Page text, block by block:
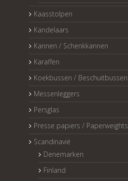
Kaasstolpen
Kandelaars
Kannen / Schenkkannen
Karaffen
Koekbussen / Beschuitbussen
Messenleggers
Persglas
Presse papiers / Paperweights
Scandinavië
Denemarken
Finland